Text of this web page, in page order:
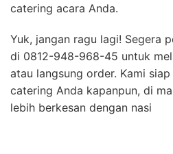
catering acara Anda.
Yuk, jangan ragu lagi! Segera
di 0812-948-968-45 untuk
atau langsung order. Kami
catering Anda kapanpun, di
lebih berkesan dengan nasi